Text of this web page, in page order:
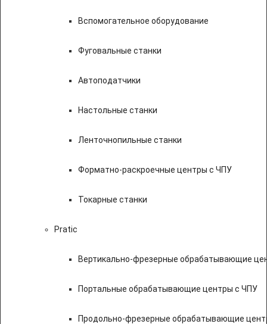
Вспомогательное оборудование
Фуговальные станки
Автоподатчики
Настольные станки
Ленточнопильные станки
Форматно-раскроечные центры с ЧПУ
Токарные станки
Pratic
Вертикально-фрезерные обрабатывающие
Портальные обрабатывающие центры с ЧПУ
Продольно-фрезерные обрабатывающие